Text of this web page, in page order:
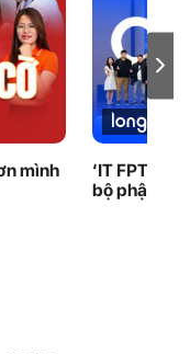
mình
‘IT FPT
bộ phận